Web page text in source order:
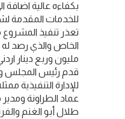
بكفاءه عالية اضافة
للخدمات المقدمة
تعذر تنفيذ
الخاص والذي رصد
مليون وربع دينار
قدم رئيس المجلس
للإدارة التنفيذية
عماد الطراونة
طلال أبو الغنم